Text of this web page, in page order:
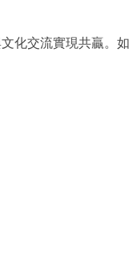
化交流實現共贏